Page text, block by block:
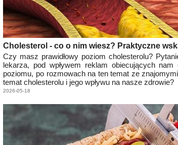
Cholesterol - co o nim wiesz? Praktyczne
Czy masz prawidłowy poziom cholesterolu?
lekarza, pod wpływem reklam obiecujących nam
poziomu, po rozmowach na ten temat ze
temat cholesterolu i jego wpływu na nasze zdrowie?
2026-05-18